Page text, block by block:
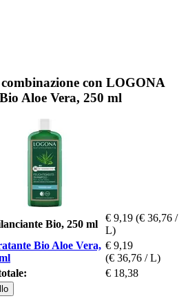
con LOGONA
Aloe Vera, 250 ml
Bio, 250 ml
€ 9,19 (€ 36,76 /
L)
Bio Aloe Vera, € 9,19
(€ 36,76 / L)
€ 18,38